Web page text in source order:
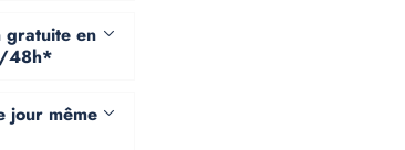
gratuite en
48h*
jour même